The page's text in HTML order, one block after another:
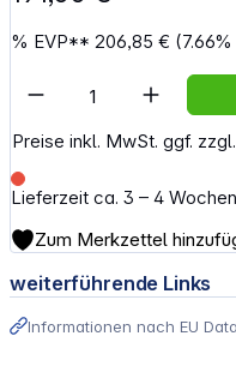
% EVP** 206,85 €
Preise inkl. MwSt. ggf.
Lieferzeit ca. 3 – 4
Artikel Anzahl:
Zum Merkzettel
weiterführende Links
Informationen nach EU